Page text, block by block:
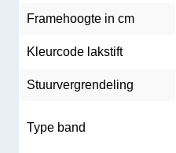
Framehoogte in cm
Kleurcode lakstift
Stuurvergrendeling
Type band